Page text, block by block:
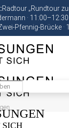
Radtour „Rundtour
· 11:00–12:30
Pfennig-Brücke ·